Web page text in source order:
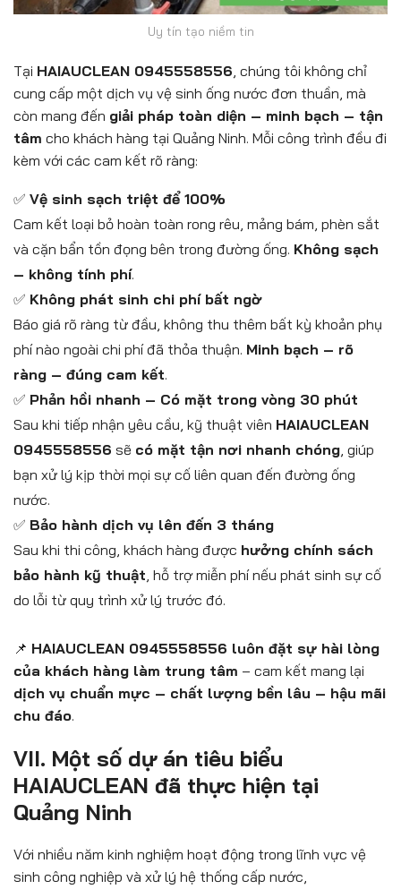
Uy tín tạo niềm tin
Tại HAIAUCLEAN 0945558556 , chúng tôi không chỉ
cung cấp một dịch vụ vệ sinh ống nước đơn thuần, mà
còn mang đến giải pháp toàn diện – minh bạch – tận
tâm cho khách hàng tại Quảng Ninh. Mỗi công trình đều đi
kèm với các cam kết rõ ràng:
✅ Vệ sinh sạch triệt để 100%
Cam kết loại bỏ hoàn toàn rong rêu, mảng bám, phèn sắt
và cặn bẩn tồn đọng bên trong đường ống. Không sạch
– không tính phí.
✅ Không phát sinh chi phí bất ngờ
Báo giá rõ ràng từ đầu, không thu thêm bất kỳ khoản phụ
phí nào ngoài chi phí đã thỏa thuận. Minh bạch – rõ
ràng – đúng cam kết.
✅ Phản hồi nhanh – Có mặt trong vòng 30 phút
Sau khi tiếp nhận yêu cầu, kỹ thuật viên HAIAUCLEAN
0945558556 sẽ có mặt tận nơi nhanh chóng , giúp
bạn xử lý kịp thời mọi sự cố liên quan đến đường ống
nước.
✅ Bảo hành dịch vụ lên đến 3 tháng
Sau khi thi công, khách hàng được hưởng chính sách
bảo hành kỹ thuật , hỗ trợ miễn phí nếu phát sinh sự cố
do lỗi từ quy trình xử lý trước đó.
📌 HAIAUCLEAN 0945558556 luôn đặt sự hài lòng
của khách hàng làm trung tâm – cam kết mang lại
dịch vụ chuẩn mực – chất lượng bền lâu – hậu mãi
chu đáo.
VII. Một số dự án tiêu biểu
HAIAUCLEAN đã thực hiện tại
Quảng Ninh
Với nhiều năm kinh nghiệm hoạt động trong lĩnh vực vệ
sinh công nghiệp và xử lý hệ thống cấp nước,